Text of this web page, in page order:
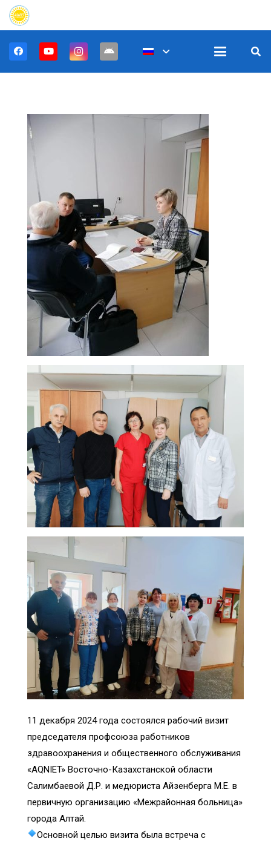
11 декабря 2024 года состоялся рабочий визит
председателя профсоюза работников
здравоохранения и общественного обслуживания
«AQNIET» Восточно-Казахстанской области
Салимбаевой Д.Р. и медюриста Айзенберга М.Е. в
первичную организацию «Межрайонная больница»
города Алтай.
Основной целью визита была встреча с